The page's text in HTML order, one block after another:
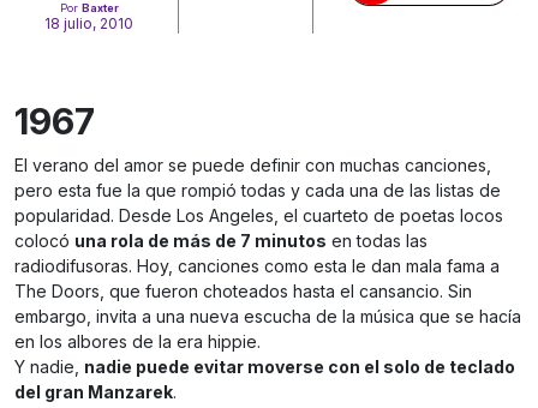
Por Baxter
18 julio, 2010
1967
El verano del amor se puede definir con muchas canciones,
pero esta fue la que rompió todas y cada una de las listas de
popularidad. Desde Los Angeles, el cuarteto de poetas locos
colocó una rola de más de 7 minutos en todas las
radiodifusoras. Hoy, canciones como esta le dan mala fama a
The Doors, que fueron choteados hasta el cansancio. Sin
embargo, invita a una nueva escucha de la música que se hacía
en los albores de la era hippie.
Y nadie, nadie puede evitar moverse con el solo de teclado
del gran Manzarek.